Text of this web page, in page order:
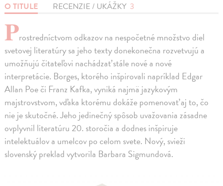
O TITULE RECENZIE / UKÁŽKY 3
Prostredníctvom odkazov na nespočetné množstvo diel
svetovej literatúry sa jeho texty donekonečna rozvetvujú a
umožňujú čitateľovi nachádzať stále nové a nové
interpretácie. Borges, ktorého inšpirovali napríklad Edgar
Allan Poe či Franz Kafka, vyniká najmä jazykovým
majstrovstvom, vďaka ktorému dokáže pomenovať aj to, čo
nie je skutočné. Jeho jedinečný spôsob uvažovania zásadne
ovplyvnil literatúru 20. storočia a dodnes inšpiruje
intelektuálov a umelcov po celom svete. Nový, svieži
slovenský preklad vytvorila Barbara Sigmundová.